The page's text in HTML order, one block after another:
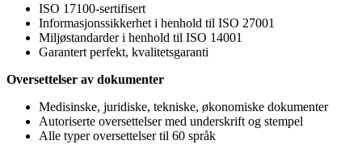
ISO 17100-sertifisert
Informasjonssikkerhet i henhold til ISO 27001
Miljøstandarder i henhold til ISO 14001
Garantert perfekt, kvalitetsgaranti
Oversettelser av dokumenter
Medisinske, juridiske, tekniske, økonomiske dokumenter
Autoriserte oversettelser med underskrift og stempel
Alle typer oversettelser til 60 språk